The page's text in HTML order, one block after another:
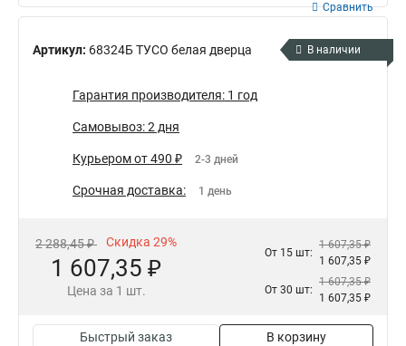
Артикул: 68324Б ТУСО белая дверца
Сравнить
В наличии
Гарантия производителя: 1 год
Самовывоз: 2 дня
Курьером от 490 ₽ 2-3 дней
Срочная доставка: 1 день
2 288,45 ₽ Скидка 29%
1 607,35 ₽
Цена за 1 шт.
От 15 шт:
1 607,35 ₽
1 607,35 ₽
От 30 шт:
1 607,35 ₽
1 607,35 ₽
Быстрый заказ В корзину